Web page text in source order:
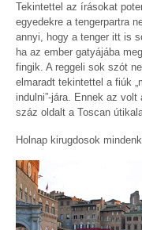
Tekintettel az írásokat
egyedekre a tengerpartra
annyi, hogy a tenger itt is
ha az ember gatyájába
fingik. A reggeli sok szót
elmaradt tekintettel a fiúk
indulni”-jára. Ennek az
száz oldalt a Toscan
Holnap kirugdosok